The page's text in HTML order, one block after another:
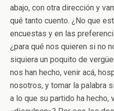
abajo, con otra dirección y
qué tanto cuento. ¿No que
encuestas y en las
¿para qué nos quieren si no
siquiera un poquito de
nos han hecho, venir acá,
nosotros, y tomar la palabra
a lo que su partido ha hecho,